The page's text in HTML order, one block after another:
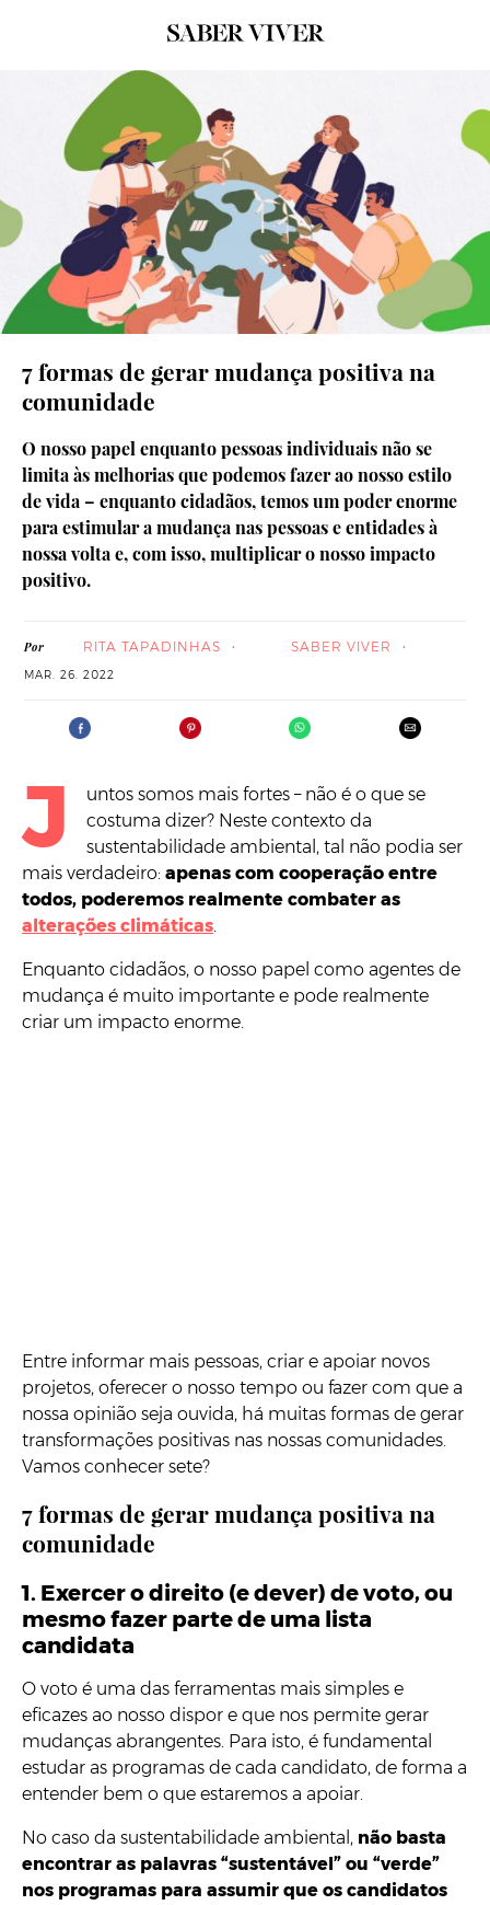
© Shutterstock
7 formas de gerar mudança positiva na
comunidade
O nosso papel enquanto pessoas individuais não se
limita às melhorias que podemos fazer ao nosso estilo
de vida – enquanto cidadãos, temos um poder enorme
para estimular a mudança nas pessoas e entidades à
nossa volta e, com isso, multiplicar o nosso impacto
positivo.
Por RITA TAPADINHAS SABER VIVER
MAR. 26. 2022
J
untos somos mais fortes – não é o que se
costuma dizer? Neste contexto da
sustentabilidade ambiental, tal não podia ser
mais verdadeiro: apenas com cooperação entre
todos, poderemos realmente combater as
alterações climáticas.
Enquanto cidadãos, o nosso papel como agentes de
mudança é muito importante e pode realmente
criar um impacto enorme.
Entre informar mais pessoas, criar e apoiar novos
projetos, oferecer o nosso tempo ou fazer com que a
nossa opinião seja ouvida, há muitas formas de gerar
transformações positivas nas nossas comunidades.
Vamos conhecer sete?
7 formas de gerar mudança positiva na
comunidade
1. Exercer o direito (e dever) de voto, ou
mesmo fazer parte de uma lista
candidata
O voto é uma das ferramentas mais simples e
eficazes ao nosso dispor e que nos permite gerar
mudanças abrangentes. Para isto, é fundamental
estudar as programas de cada candidato, de forma a
entender bem o que estaremos a apoiar.
No caso da sustentabilidade ambiental, não basta
encontrar as palavras “sustentável” ou “verde”
nos programas para assumir que os candidatos